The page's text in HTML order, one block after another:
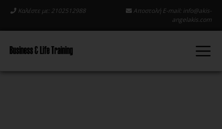
Καλέστε με: 2102512988 Αποστολή E-mail: info@akis-
angelakis.com